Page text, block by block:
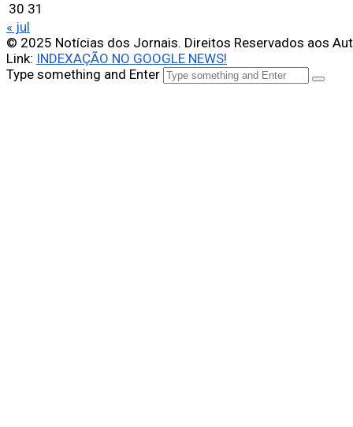
30 31
« jul
© 2025 Notícias dos Jornais. Direitos Reservados aos
Link: INDEXAÇÃO NO GOOGLE NEWS!
Type something and Enter